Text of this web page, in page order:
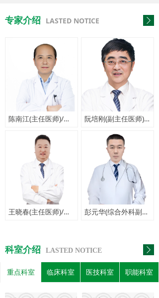
专家介绍 LASTED NOTICE ꄲ
陈南江(主任医师)/主诊专家 阮培刚(副主任医师)/主诊专家
王晓春(主任医师)/主诊专家 彭元华(综合外科副主任)/主诊专家
科室介绍 LASTED NOTICE ꄲ
重点科室 临床科室 医技科室 职能科室